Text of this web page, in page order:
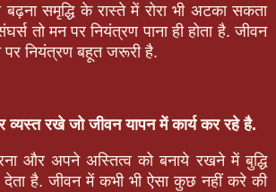
बढ़ना समृद्धि के रास्ते में रोरा भी अटका सकता
तो मन पर नियंत्रण पाना ही होता है. जीवन
नियंत्रण बहूत जरूरी है.
रखे जो जीवन यापन में कार्य कर रहे है.
और अपने अस्तित्व को बनाये रखने में बुद्धि
है. जीवन में कभी भी ऐसा कुछ नहीं करे की